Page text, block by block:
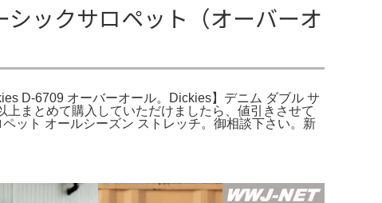
クサロペット（オーバーオ
D-6709 オーバーオール。Dickies】デニム ダブル サ
まとめて購入していただけましたら、値引きさせて
ット オールシーズン ストレッチ。御相談下さい。新